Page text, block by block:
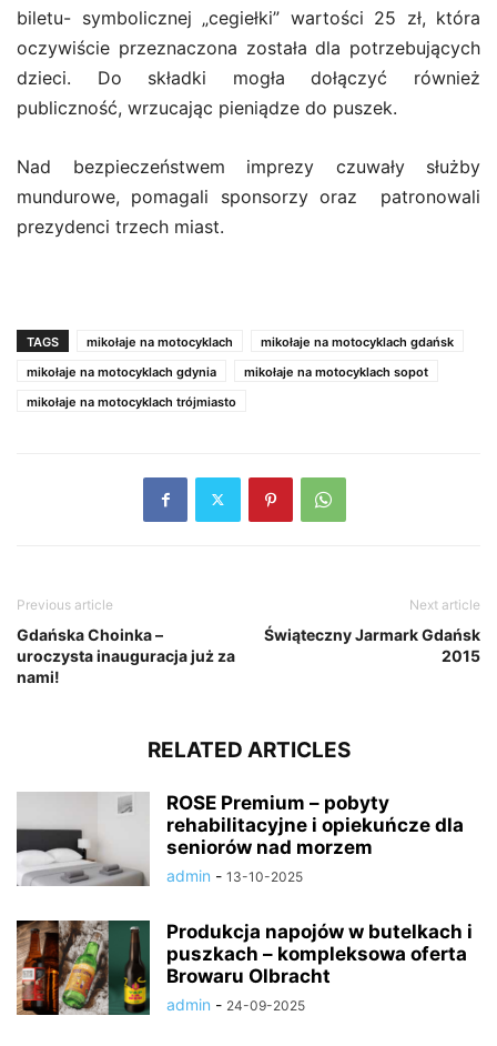
biletu- symbolicznej „cegiełki” wartości 25 zł, która
oczywiście przeznaczona została dla potrzebujących
dzieci. Do składki mogła dołączyć również
publiczność, wrzucając pieniądze do puszek.
Nad bezpieczeństwem imprezy czuwały służby
mundurowe, pomagali sponsorzy oraz patronowali
prezydenci trzech miast.
TAGS mikołaje na motocyklach
mikołaje na motocyklach gdańsk
mikołaje na motocyklach gdynia
mikołaje na motocyklach sopot
mikołaje na motocyklach trójmiasto
Previous article
Gdańska Choinka –
uroczysta inauguracja już za
nami!
Next article
Świąteczny Jarmark Gdańsk
2015
RELATED ARTICLES
ROSE Premium – pobyty
rehabilitacyjne i opiekuńcze dla
seniorów nad morzem
admin - 13-10-2025
Produkcja napojów w butelkach i
puszkach – kompleksowa oferta
Browaru Olbracht
admin - 24-09-2025